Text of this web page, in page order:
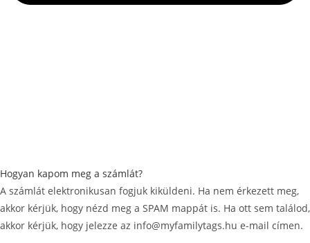
Hogyan kapom meg a számlát?
A számlát elektronikusan fogjuk kiküldeni. Ha nem érkezett meg,
akkor kérjük, hogy nézd meg a SPAM mappát is. Ha ott sem találod,
akkor kérjük, hogy jelezze az info@myfamilytags.hu e-mail címen.